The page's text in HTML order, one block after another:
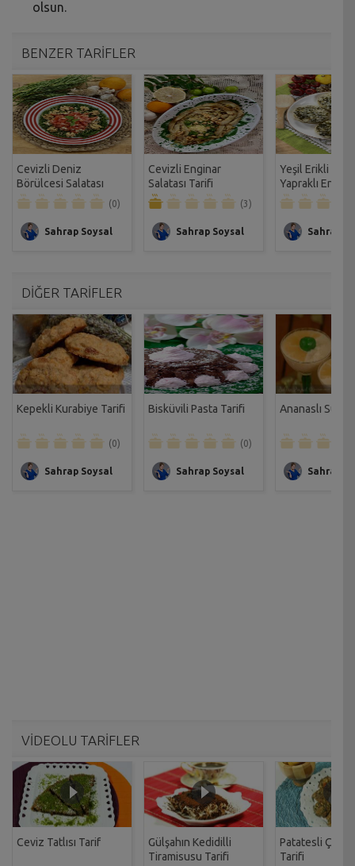
olsun.
BENZER TARİFLER
Cevizli Deniz
Börülcesi Salatası
Tarifi
(0)
Sahrap Soysal
Cevizli Enginar
Salatası Tarifi
(3)
Sahrap Soysal
Yeşil Erikli
Yapraklı
Dolması Tarifi
Sahrap
DİĞER TARİFLER
Kepekli Kurabiye Tarifi
(0)
Sahrap Soysal
Bisküvili Pasta Tarifi
(0)
Sahrap Soysal
Ananaslı
Sahrap
VİDEOLU TARİFLER
Ceviz Tatlısı Tarif
Gülşahın Kedidilli
Tiramisusu Tarifi
Patatesli Çıtır
Tarifi